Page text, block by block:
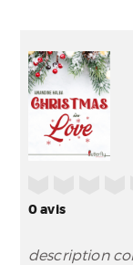
0avis
description